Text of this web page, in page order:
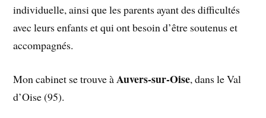
individuelle, ainsi que les parents ayant des difficultés
avec leurs enfants et qui ont besoin d’être soutenus et
accompagnés.
Mon cabinet se trouve àAuvers-sur-Oise, dans le Val
d’Oise (95).